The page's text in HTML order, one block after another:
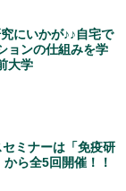
にいかが♪♪自宅で
ョンの仕組みを学
大学
ミナーは「免疫研
ら全5回開催！！